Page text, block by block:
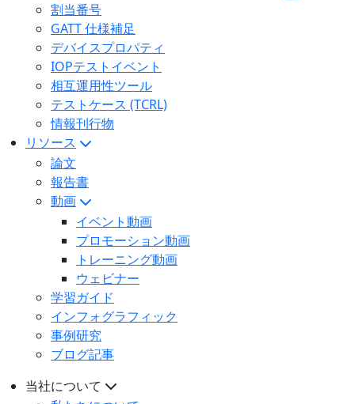
割当番号
GATT 仕様補足
デバイスプロパティ
IOPテストイベント
相互運用性ツール
テストケース (TCRL)
情報刊行物
リソース
論文
報告書
動画
イベント動画
プロモーション動画
トレーニング動画
ウェビナー
学習ガイド
インフォグラフィック
事例研究
ブログ記事
当社について